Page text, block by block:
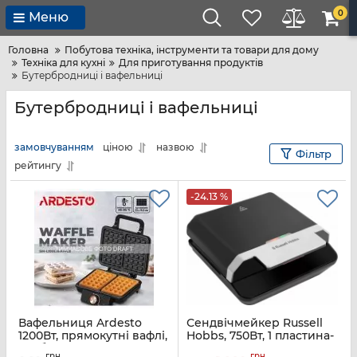
Меню 0
Головна
Побутова техніка, інструменти та товари для дому
Техніка для кухні
Для приготування продуктів
Бутербродниці і вафельниці
Бутербродниці і вафельниці
замовчуванням ціною
назвою
рейтингу
Фільтр
Вафельниця Ardesto
1200Вт, прямокутні вафлі,
глибокі пластини,
-24.13 %
Сендвічмейкер Russell
Hobbs, 750Вт, 1 пластина-